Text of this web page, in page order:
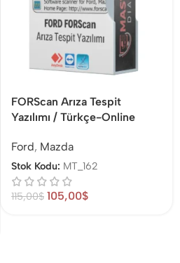
FORScan Arıza Tespit
Yazılımı / Türkçe-Online
Ford, Mazda
Stok Kodu: MT_162
115,00$ 105,00$